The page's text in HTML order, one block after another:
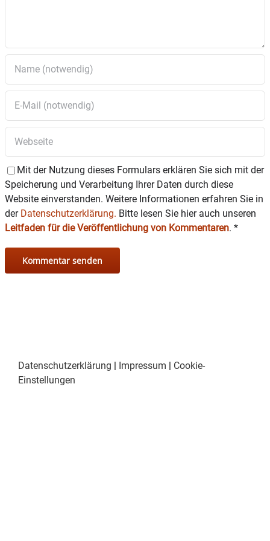
Donnerstag, 28. Mai
10 bis 12 Uhr offene Infoberatung in sozialen
Anliegen und Fragen – Joachim Boy
(Ehrenamtlicher Bürger-Bahnhof) – verkürzte
Beratung
Mit der Nutzung dieses Formulars erklären Sie sich mit der
Speicherung und Verarbeitung Ihrer Daten durch diese
Website einverstanden. Weitere Informationen erfahren Sie in
der Datenschutzerklärung. Bitte lesen Sie hier auch unseren
Leitfaden für die Veröffentlichung von Kommentaren. *
Datenschutzerklärung | Impressum | Cookie-
Einstellungen